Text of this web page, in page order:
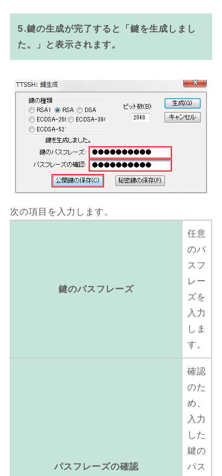
5.鍵の生成が完了すると「鍵を生成しまし
た。」と表示されます。
次の項目を入力します。
鍵のパスフレーズ
任意
のパ
スフ
レー
ズを
入力
しま
す。
パスフレーズの確認
確認
のた
め、
入力
した
鍵の
パス